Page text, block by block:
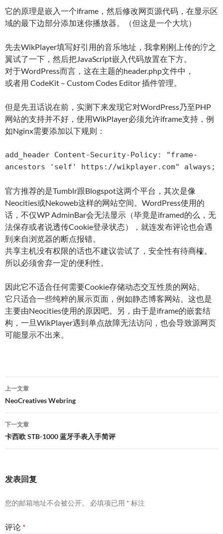
它的原理是嵌入一个iframe，然后修改网页源代码，在显示区
域的最下边部分添加迷你播放器。（但这是一个大坑）
先去WikPlayer填写好引用的音乐地址，我拿刚刚上传的泞之
翼试了一下，然后把JavaScript嵌入代码放置在下方。
对于WordPress而言，这在主题的header.php文件中，
或者用 CodeKit – Custom Codes Editor 插件管理。
但是先丑话说在前，实测下来发现它对WordPress乃至PHP
网站的支持并不好，使用WikPlayer必须允许iframe支持，例
如Nginx需要添加以下规则：
add_header Content-Security-Policy: "frame-
官方推荐的是Tumblr跟Blogspot这两个平台，其次是像
Neocities或Nekoweb这样的网站空间。WordPress使用的
话，不仅WP AdminBar会无法显示（毕竟是iframed的么，无
法保存或者说透传Cookie登录状态），就连发布评论也会遇
到来自浏览器的断点报错。
共享主机没有权限的话也不建议尝试了，安全性有待商榷。
所以必须舍弃一定的便利性。
因此它不适合任何需要Cookie存储动态交互性质的网站。
它只适合一些纯粹的展示页面，例如静态博客网站。这也是
主要由Neocities使用的原因吧。另，由于是iframe的嵌套结
构，一旦WikPlayer遇到单点故障无法访问，也会导致源网页
可能显示不出来。
文
章
导
航
上一文章
NeoCreatives Webring
下一文章
卡西欧 STB-1000 蓝牙手表入手简评
发表回复
您的邮箱地址不会被公开。 必填项已用 * 标注
评论 *